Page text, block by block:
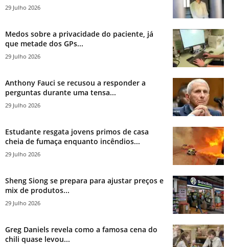
29 Julho 2026
Medos sobre a privacidade do paciente, já
que metade dos GPs...
29 Julho 2026
Anthony Fauci se recusou a responder a
perguntas durante uma tensa...
29 Julho 2026
Estudante resgata jovens primos de casa
cheia de fumaça enquanto incêndios...
29 Julho 2026
Sheng Siong se prepara para ajustar preços e
mix de produtos...
29 Julho 2026
Greg Daniels revela como a famosa cena do
chili quase levou...